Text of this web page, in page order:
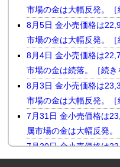
市場の金は大幅反発。［
8月5日 金小売価格は
市場の金は大幅反発。［
8月4日 金小売価格は
市場の金は続落。［続き
8月3日 金小売価格は
市場の金は大幅反発。［
7月31日 金小売価格は
属市場の金は大幅反発。
7月30日 金小売価格は
属市場の金は小幅続落